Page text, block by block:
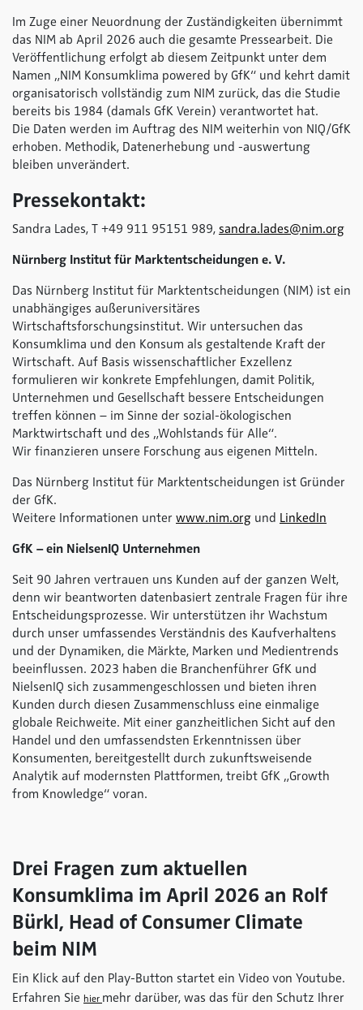
Im Zuge einer Neuordnung der Zuständigkeiten übernimmt
das NIM ab April 2026 auch die gesamte Pressearbeit. Die
Veröffentlichung erfolgt ab diesem Zeitpunkt unter dem
Namen „NIM Konsumklima powered by GfK“ und kehrt damit
organisatorisch vollständig zum NIM zurück, das die Studie
bereits bis 1984 (damals GfK Verein) verantwortet hat.
Die Daten werden im Auftrag des NIM weiterhin von NIQ/GfK
erhoben. Methodik, Datenerhebung und -auswertung
bleiben unverändert.
Pressekontakt:
Sandra Lades, T +49 911 95151 989, sandra.lades@nim.org
Nürnberg Institut für Marktentscheidungen e. V.
Das Nürnberg Institut für Marktentscheidungen (NIM) ist ein
unabhängiges außeruniversitäres
Wirtschaftsforschungsinstitut. Wir untersuchen das
Konsumklima und den Konsum als gestaltende Kraft der
Wirtschaft. Auf Basis wissenschaftlicher Exzellenz
formulieren wir konkrete Empfehlungen, damit Politik,
Unternehmen und Gesellschaft bessere Entscheidungen
treffen können – im Sinne der sozial-ökologischen
Marktwirtschaft und des „Wohlstands für Alle“.
Wir finanzieren unsere Forschung aus eigenen Mitteln.
Das Nürnberg Institut für Marktentscheidungen ist Gründer
der GfK.
Weitere Informationen unter www.nim.org und LinkedIn
GfK – ein NielsenIQ Unternehmen
Seit 90 Jahren vertrauen uns Kunden auf der ganzen Welt,
denn wir beantworten datenbasiert zentrale Fragen für ihre
Entscheidungsprozesse. Wir unterstützen ihr Wachstum
durch unser umfassendes Verständnis des Kaufverhaltens
und der Dynamiken, die Märkte, Marken und Medientrends
beeinflussen. 2023 haben die Branchenführer GfK und
NielsenIQ sich zusammengeschlossen und bieten ihren
Kunden durch diesen Zusammenschluss eine einmalige
globale Reichweite. Mit einer ganzheitlichen Sicht auf den
Handel und den umfassendsten Erkenntnissen über
Konsumenten, bereitgestellt durch zukunftsweisende
Analytik auf modernsten Plattformen, treibt GfK „Growth
from Knowledge“ voran.
Drei Fragen zum aktuellen
Konsumklima im April 2026 an Rolf
Bürkl, Head of Consumer Climate
beim NIM
Ein Klick auf den Play-Button startet ein Video von Youtube.
Erfahren Sie hier mehr darüber, was das für den Schutz Ihrer